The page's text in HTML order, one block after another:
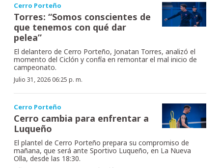
Cerro Porteño
Torres: “Somos conscientes de
que tenemos con qué dar
pelea”
El delantero de Cerro Porteño, Jonatan Torres, analizó el
momento del Ciclón y confía en remontar el mal inicio de
campeonato.
Julio 31, 2026 06:25 p. m.
Cerro Porteño
Cerro cambia para enfrentar a
Luqueño
El plantel de Cerro Porteño prepara su compromiso de
mañana, que será ante Sportivo Luqueño, en La Nueva
Olla, desde las 18:30.